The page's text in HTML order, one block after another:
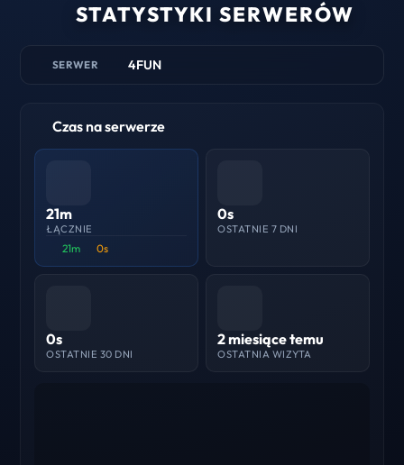
STATYSTYKI SERWERÓW
SERWER 4FUN
Czas na serwerze
21m
ŁĄCZNIE
21m 0s
0s
OSTATNIE 7 DNI
0s
OSTATNIE 30 DNI
2 miesiące temu
OSTATNIA WIZYTA